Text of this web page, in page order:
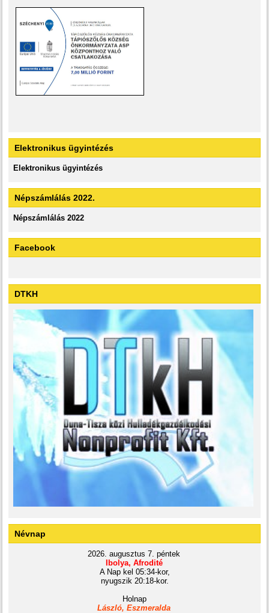
Elektronikus ügyintézés
Elektronikus ügyintézés
Népszámlálás 2022.
Népszámlálás 2022
Facebook
DTKH
Névnap
2026. augusztus 7. péntek
Ibolya, Afrodité
A Nap kel 05:34-kor,
nyugszik 20:18-kor.
Holnap
László, Eszmeralda